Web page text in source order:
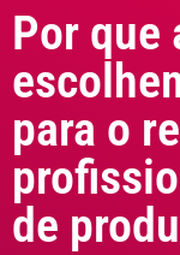
Por que
para o
de